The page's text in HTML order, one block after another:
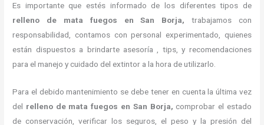
Es importante que estés informado de los diferentes tipos de
relleno de mata fuegos en San Borja,trabajamos con
responsabilidad, contamos con personal experimentado, quienes
están dispuestos a brindarte asesoría , tips, y recomendaciones
para el manejo y cuidado del extintor a la hora de utilizarlo.
Para el debido mantenimiento se debe tener en cuenta la última vez
del relleno de mata fuegos en San Borja, comprobar el estado
de conservación, verificar los seguros, el peso y la presión del